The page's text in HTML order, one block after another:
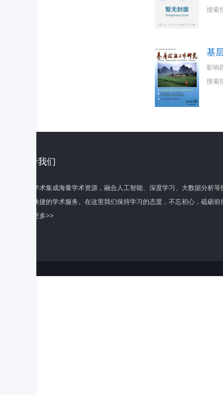
搜索
基
影响
搜索
关于我们
百度学术集成海量学术资源，融合人工智能、深度学习、大数据分析
全面快捷的学术服务。在这里我们保持学习的态度，不忘初心，砥砺前
了解更多>>